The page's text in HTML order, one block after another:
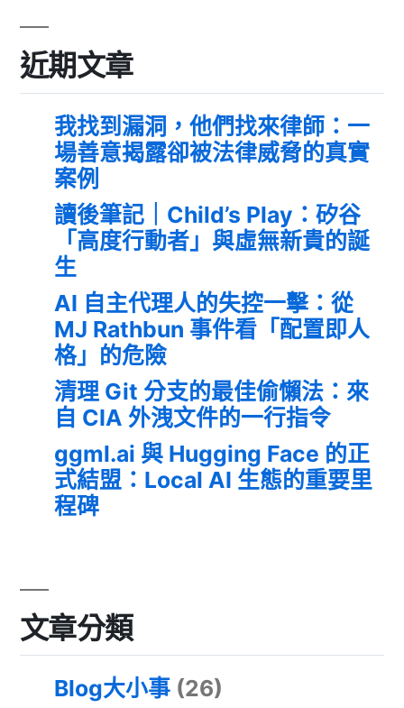
近期文章
我找到漏洞，他們找來律師：一
場善意揭露卻被法律威脅的真實
案例
讀後筆記｜Child’s Play：矽谷
「高度行動者」與虛無新貴的誕
生
AI 自主代理人的失控一擊：從
MJ Rathbun 事件看「配置即人
格」的危險
清理 Git 分支的最佳偷懶法：來
自 CIA 外洩文件的一行指令
ggml.ai 與 Hugging Face 的正
式結盟：Local AI 生態的重要里
程碑
文章分類
Blog大小事 (26)